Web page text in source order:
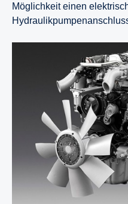
Möglichkeit einen